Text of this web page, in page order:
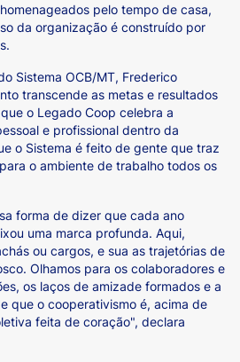
pelo tempo de casa,
da organização é construído por
Sistema OCB/MT, Frederico
transcende as metas e resultados
o Legado Coop celebra a
e profissional dentro da
o Sistema é feito de gente que traz
o ambiente de trabalho todos os
forma de dizer que cada ano
uma marca profunda. Aqui,
ou cargos, e sua as trajetórias de
Olhamos para os colaboradores e
os laços de amizade formados e a
que o cooperativismo é, acima de
feita de coração", declara